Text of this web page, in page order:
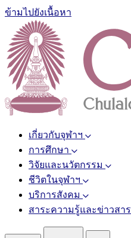
ข้ามไปยังเนื้อหา
เกี่ยวกับจุฬาฯ
การศึกษา
วิจัยและนวัตกรรม
ชีวิตในจุฬาฯ
บริการสังคม
สาระความรู้และข่าวสาร